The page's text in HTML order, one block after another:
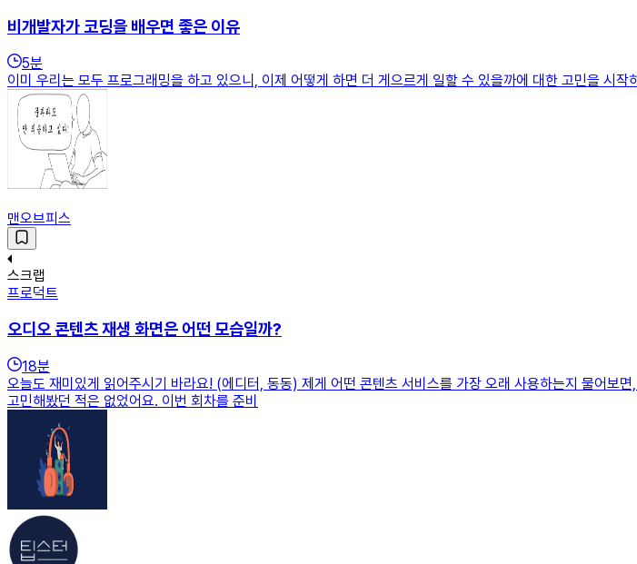
비개발자가 코딩을 배우면 좋은 이유
5분
이미 우리는 모두 프로그래밍을 하고 있으니, 이제 어떻게 하면 더 게으르게 일할 수 있을까에 대한 고민을 시작
맨오브피스
스크랩
프로덕트
오디오 콘텐츠 재생 화면은 어떤 모습일까?
18분
오늘도 재미있게 읽어주시기 바라요! (에디터, 동동) 제게 어떤 콘텐츠 서비스를 가장 오래 사용하는지 물어보
고민해봤던 적은 없었어요. 이번 회차를 준비